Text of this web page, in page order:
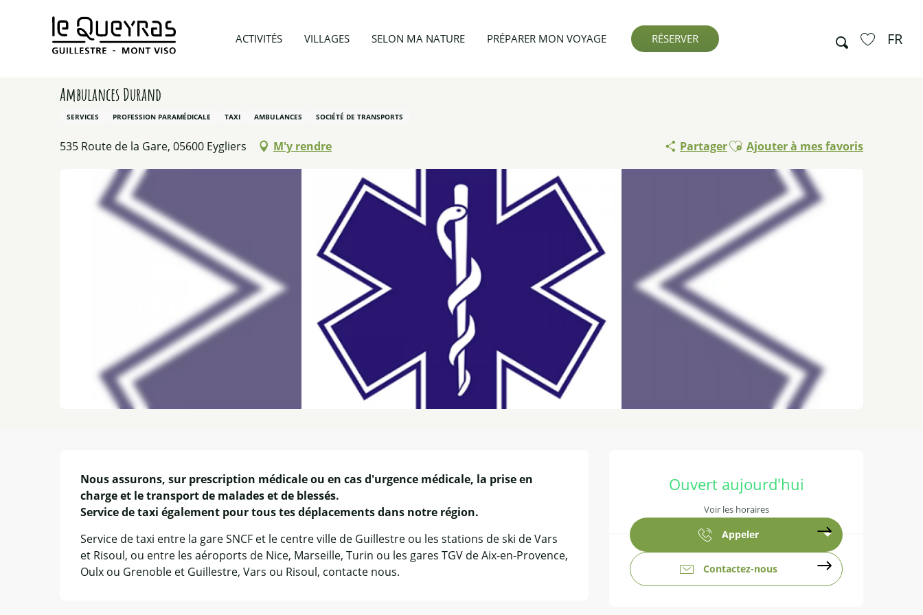
Recherche FR
ACTIVITÉS VILLAGES SELON MA NATURE PRÉPARER MON VOYAGE RÉSERVER
Accueil Préparer mon voyage Prestataires d’activités
Ambulances Durand
SERVICES PROFESSION PARAMÉDICALE TAXI AMBULANCES SOCIÉTÉ DE TRANSPORTS
535 Route de la Gare, 05600 Eygliers M'y rendre PartagerAjouter aux favoris
Ajouter à mes favoris
Ouvert aujourd'hui
Voir les horaires
Appeler
Contactez-nous
Nous assurons, sur prescription médicale ou en cas d'urgence médicale, la prise en
charge et le transport de malades et de blessés.
Service de taxi également pour tous tes déplacements dans notre région.
Service de taxi entre la gare SNCF et le centre ville de Guillestre ou les stations de ski de Vars
et Risoul, ou entre les aéroports de Nice, Marseille, Turin ou les gares TGV de Aix-en-Provence,
Oulx ou Grenoble et Guillestre, Vars ou Risoul, contacte nous.